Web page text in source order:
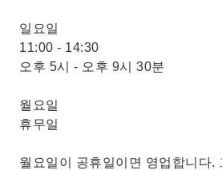
일요일
11:00 - 14:30
오후 5시 - 오후 9시 30분
월요일
휴무일
월요일이 공휴일이면 영업합니다.